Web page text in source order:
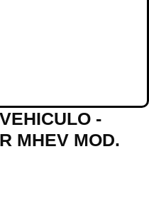
-
MHEV MOD.